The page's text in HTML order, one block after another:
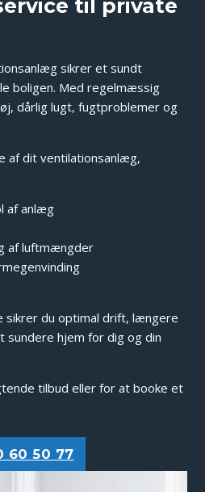
til private
sikrer et sundt
boligen. Med regelmæssig
dårlig lugt, fugtproblemer og
af dit ventilationsanlæg,
af anlæg
af luftmængder
sikrer du optimal drift, længere
hjem for dig og din
tilbud eller for at booke et
60 50 77